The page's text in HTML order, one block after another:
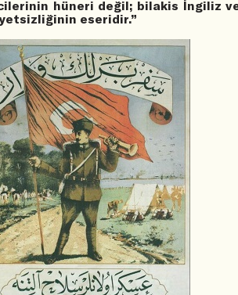
hüneri değil; bilakis İngiliz
eseridir.”